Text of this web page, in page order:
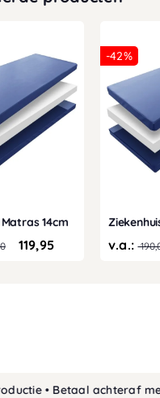
14cm
119,95
-42%
v.a.:
• Betaal achteraf met